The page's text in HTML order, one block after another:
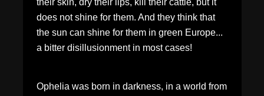
their skin, dry their lips, kill their cattle, but it
does not shine for them. And they think that
the sun can shine for them in green Europe...
a bitter disillusionment in most cases!
Ophelia was born in darkness, in a world from